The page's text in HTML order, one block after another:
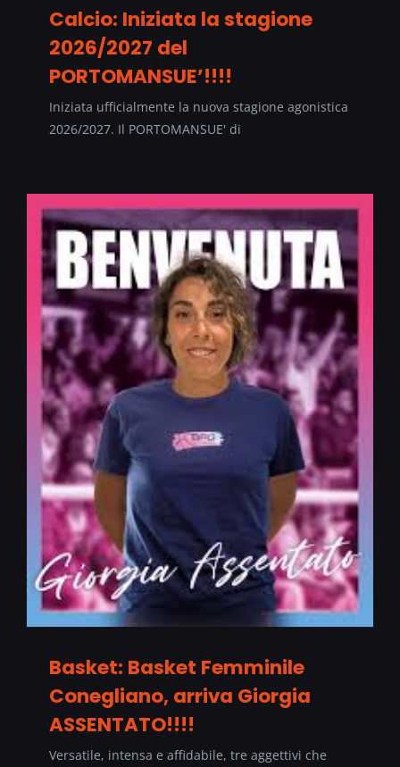
Calcio: Iniziata la stagione
2026/2027 del
PORTOMANSUE’!!!!
Iniziata ufficialmente la nuova stagione agonistica
2026/2027. Il PORTOMANSUE' di
Basket: Basket Femminile
Conegliano, arriva Giorgia
ASSENTATO!!!!
Versatile, intensa e affidabile, tre aggettivi che